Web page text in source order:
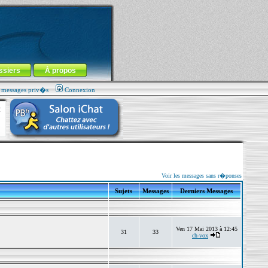
À propos
priv�s Connexion
Voir les messages sans r�ponses
Sujets Messages Derniers Messages
31 33
Ven 17 Mai 2013 à 12:45
ch-vox